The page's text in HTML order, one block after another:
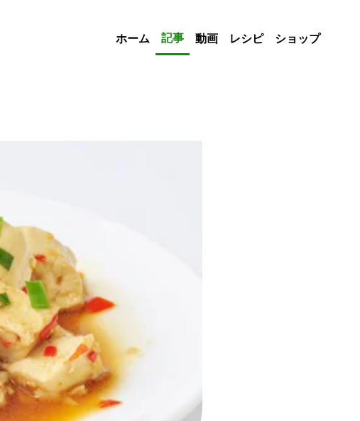
ホーム 記事 動画 レシピ ショップ